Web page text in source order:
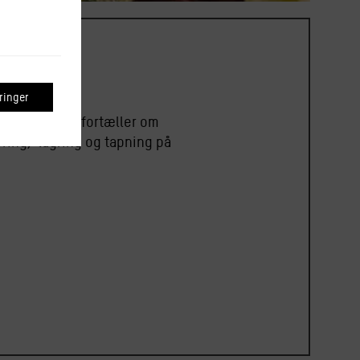
Naturvin fortæller om
lagring og tapning på